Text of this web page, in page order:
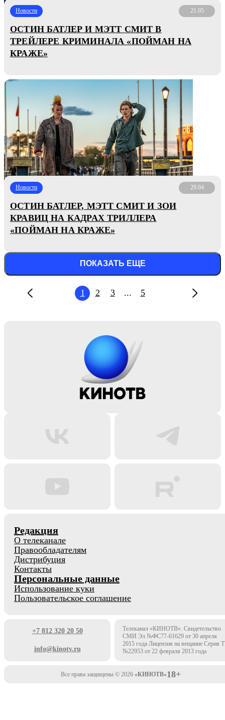
Новости 21.05
ОСТИН БАТЛЕР И МЭТТ СМИТ В
ТРЕЙЛЕРЕ КРИМИНАЛА «ПОЙМАН НА
КРАЖЕ»
Новости 29.04
ОСТИН БАТЛЕР, МЭТТ СМИТ И ЗОИ
КРАВИЦ НА КАДРАХ ТРИЛЛЕРА
«ПОЙМАН НА КРАЖЕ»
ПОКАЗАТЬ ЕЩЕ
1 2 3 ... 5
Редакция
О телеканале
Правообладателям
Дистрибуция
Контакты
Персональные данные
Использование куки
Пользовательское соглашение
+7 812 320 20 50
info@kinotv.ru
Телеканал «КИНОТВ». Свидетельство
СМИ Эл №ФС77-61629 от 30 апреля
2015 года Лицензия на вещание Серия
№22953 от 22 февраля 2013 года
Все права защищены © 2026 «КИНОТВ»18+